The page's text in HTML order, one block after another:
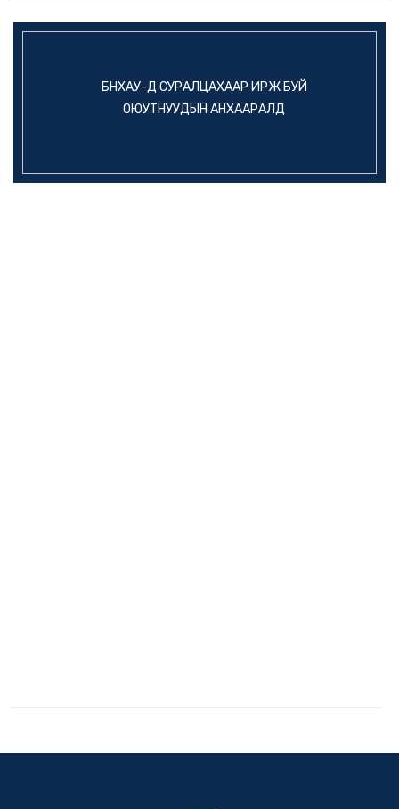
БНХАУ-Д СУРАЛЦАХААР ИРЖ БУЙ
ОЮУТНУУДЫН АНХААРАЛД